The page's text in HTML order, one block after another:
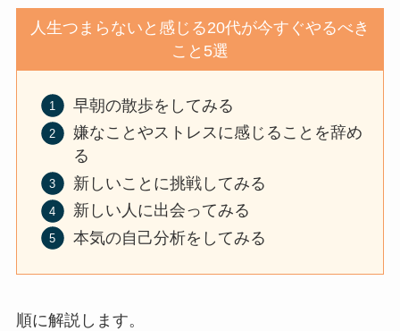
人生つまらないと感じる20代が今すぐやるべき
こと5選
早朝の散歩をしてみる
嫌なことやストレスに感じることを辞め
る
新しいことに挑戦してみる
新しい人に出会ってみる
本気の自己分析をしてみる
順に解説します。